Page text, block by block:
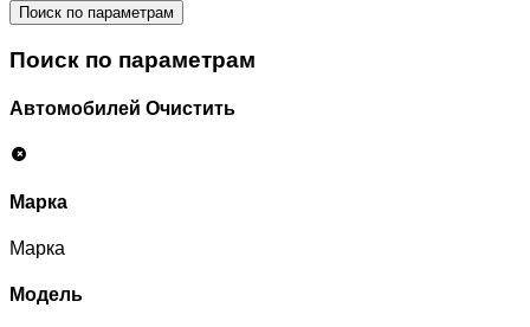
Поиск по параметрам
Поиск по параметрам
Автомобилей Очистить
Марка
Марка
Модель